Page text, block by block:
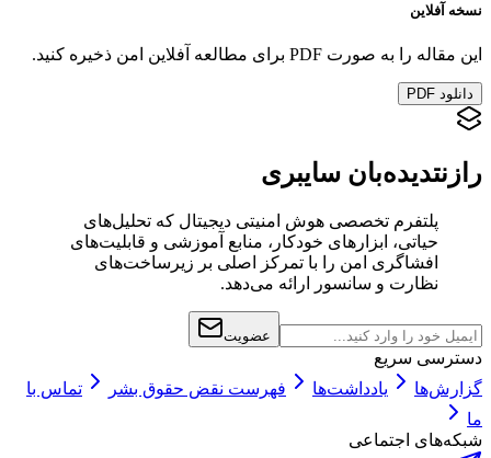
نسخه آفلاین
این مقاله را به صورت PDF برای مطالعه آفلاین امن ذخیره کنید.
دانلود PDF
رازنتدیده‌بان سایبری
پلتفرم تخصصی هوش امنیتی دیجیتال که تحلیل‌های
حیاتی، ابزارهای خودکار، منابع آموزشی و قابلیت‌های
افشاگری امن را با تمرکز اصلی بر زیرساخت‌های
نظارت و سانسور ارائه می‌دهد.
عضویت
دسترسی سریع
گزارش‌ها
یادداشت‌ها فهرست نقض حقوق بشر
تماس با
ما
شبکه‌های اجتماعی